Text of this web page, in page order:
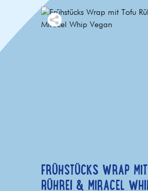
FRÜHSTÜCKS WRAP
RÜHREI & MIRACEL